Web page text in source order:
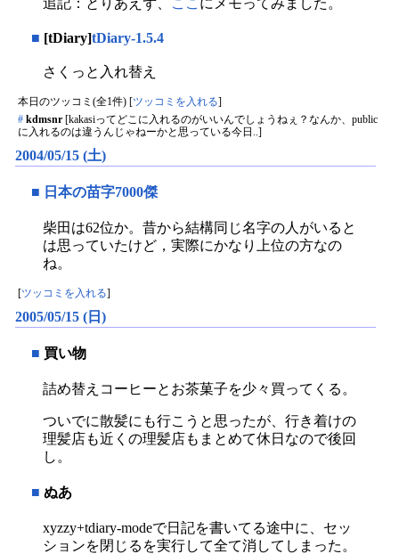
追記：とりあえず、 ここ にメモってみました。
■ [tDiary]tDiary-1.5.4
さくっと入れ替え
本日のツッコミ(全1件) [ツッコミを入れる]
# kdmsnr [kakasiってどこに入れるのがいいんでしょうねぇ？なんか、public
に入れるのは違うんじゃねーかと思っている今日..]
2004/05/15 (土)
■ 日本の苗字7000傑
柴田は62位か。昔から結構同じ名字の人がいると
は思っていたけど，実際にかなり上位の方なの
ね。
[ツッコミを入れる]
2005/05/15 (日)
■ 買い物
詰め替えコーヒーとお茶菓子を少々買ってくる。
ついでに散髪にも行こうと思ったが、行き着けの
理髪店も近くの理髪店もまとめて休日なので後回
し。
■ ぬあ
xyzzy+tdiary-modeで日記を書いてる途中に、セッ
ションを閉じるを実行して全て消してしまった。